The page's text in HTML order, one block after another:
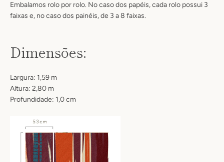
Embalamos rolo por rolo. No caso dos papéis, cada rolo possui 3
faixas e, no caso dos painéis, de 3 a 8 faixas.
Dimensões:
Largura: 1,59 m
Altura: 2,80 m
Profundidade: 1,0 cm